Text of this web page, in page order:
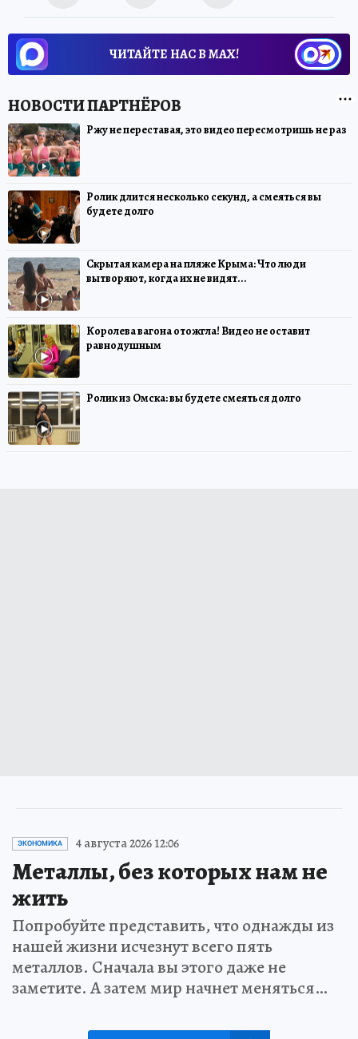
ЧИТАЙТЕ НАС В МАХ!
Ржу не переставая, это видео пересмотришь не раз
Ролик длится несколько секунд, а смеяться вы
будете долго
Скрытая камера на пляже Крыма: Что люди
вытворяют, когда их не видят...
Королева вагона отожгла! Видео не оставит
равнодушным
Ролик из Омска: вы будете смеяться долго
ЭКОНОМИКА 4 августа 2026 12:06
Металлы, без которых нам не
жить
Попробуйте представить, что однажды из
нашей жизни исчезнут всего пять
металлов. Сначала вы этого даже не
заметите. А затем мир начнет меняться…